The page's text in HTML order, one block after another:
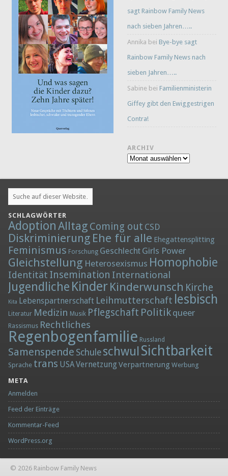
sagt Rainbow Family News
nach sieben Jahren…..
Annika bei Bye-bye sagt
Rainbow Family News nach
sieben Jahren…..
Sabine bei Familienministerin
Giffey gibt den Ewiggestrigen
Contra!
ARCHIV
Archiv
SCHLAGWÖRTER
AdoptionAlltag Coming out CSD
Diskriminierung Ehe für alle Ehegattensplitting
Feminismus Forschung Geschlecht Girls Power
Gleichstellung Heterosexismus Homophobie
Identität Insemination International
Jugendliche Kinder Kinderwunsch Kirche
Kita Lebenspartnerschaft Leihmutterschaft lesbisch
Literatur Medizin Musik Pflegschaft Politik queer
Rassismus Rechtliches
Regenbogenfamilie Russland
Samenspende Schule schwul Sichtbarkeit
Sprache trans USAVernetzung Verpartnerung Werbung
META
Anmelden
Feed der Einträge
Kommentar-Feed
WordPress.org
© 2026 Rainbow Family News